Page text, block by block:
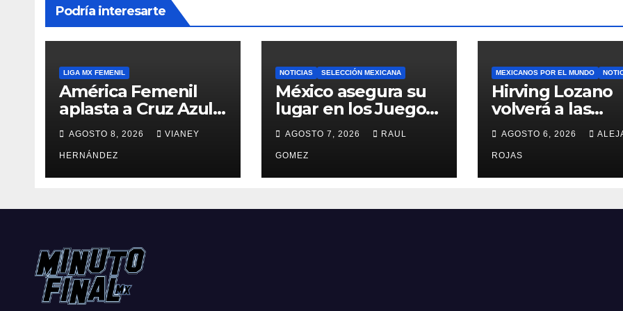
Podría interesarte
LIGA MX FEMENIL
América Femenil
aplasta a Cruz Azul
en su regreso a casa
AGOSTO 8, 2026 VIANEY
HERNÁNDEZ
NOTICIAS SELECCIÓN MEXICANA
México asegura su
lugar en los Juegos
Olímpicos de Los
Ángeles 2028
AGOSTO 7, 2026 RAUL
GOMEZ
MEXICANOS POR EL MUNDO
Hirving Lozano
volverá a las
canchas con LA
Galaxy
AGOSTO 6, 2026
ROJAS